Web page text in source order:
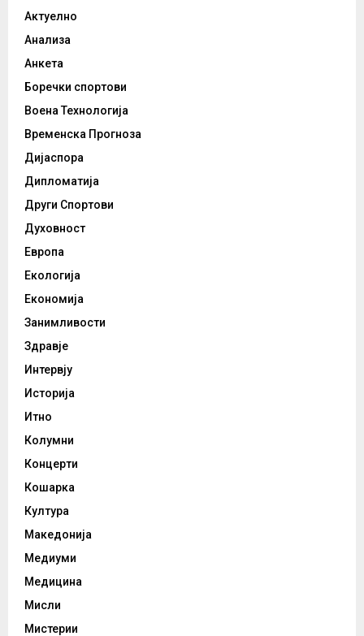
Актуелно
Анализа
Анкета
Боречки спортови
Воена Технологија
Временска Прогноза
Дијаспора
Дипломатија
Други Спортови
Духовност
Европа
Екологија
Економија
Занимливости
Здравје
Интервју
Историја
Итно
Колумни
Концерти
Кошарка
Култура
Македонија
Медиуми
Медицина
Мисли
Мистерии